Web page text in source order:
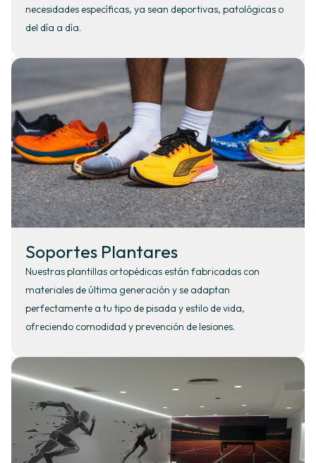
necesidades específicas, ya sean deportivas, patológicas o
del día a día.
Soportes Plantares
Nuestras plantillas ortopédicas están fabricadas con
materiales de última generación y se adaptan
perfectamente a tu tipo de pisada y estilo de vida,
ofreciendo comodidad y prevención de lesiones.